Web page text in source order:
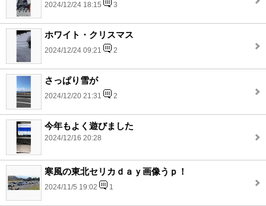
2024/12/24 18:15 3
ホワイト・クリスマス
2024/12/24 09:21 2
さっぱり雪が
2024/12/20 21:31 2
今年もよく遊びました
2024/12/16 20:28
寒風の東北セリカｄａｙ画像うｐ！
2024/11/5 19:02 1